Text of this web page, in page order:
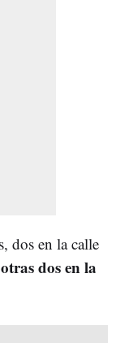
dos en la calle
dos en la